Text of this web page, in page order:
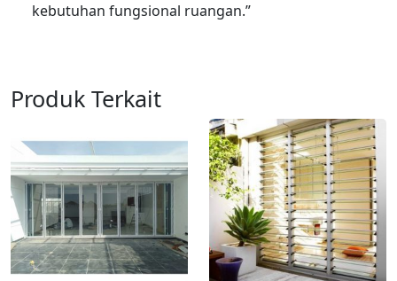
kebutuhan fungsional ruangan.”
Produk Terkait